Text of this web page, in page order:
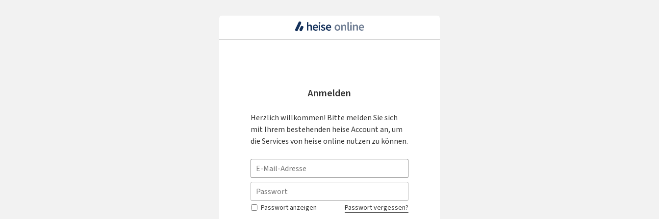
Anmelden
Herzlich willkommen! Bitte melden Sie sich
mit Ihrem bestehenden heise Account an, um
die Services von heise online nutzen zu können.
Passwort anzeigen Passwort vergessen?